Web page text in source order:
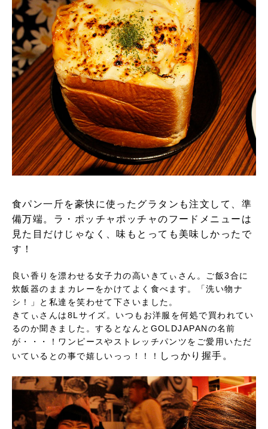
食パン一斤を豪快に使ったグラタンも注文して、準
備万端。ラ・ポッチャポッチャのフードメニューは
見た目だけじゃなく、味もとっても美味しかったで
す！
良い香りを漂わせる女子力の高いきてぃさん。ご飯3合に
炊飯器のままカレーをかけてよく食べます。「洗い物ナ
シ！」と私達を笑わせて下さいました。
きてぃさんは8Lサイズ。いつもお洋服を何処で買われてい
るのか聞きました。するとなんとGOLDJAPANの名前
が・・・！ワンピースやストレッチパンツをご愛用いただ
いているとの事で嬉しいっっ！！！
しっかり握手。